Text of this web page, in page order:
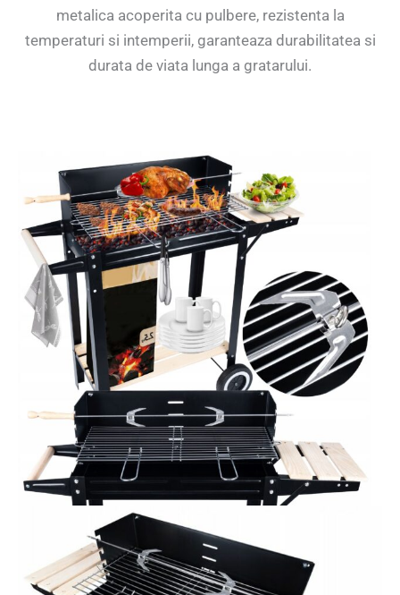
metalica acoperita cu pulbere, rezistenta la
temperaturi si intemperii, garanteaza durabilitatea si
durata de viata lunga a gratarului.